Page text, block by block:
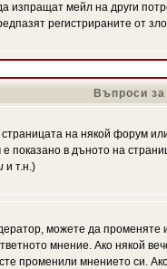
изпращат мейл на други
регистрираните от
Въпроси
на някой форум
показано в дъното на
и т.н.)
можете да
мнение. Ако някой
променили мнението си.